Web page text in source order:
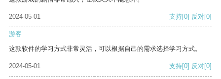
2024-05-01 支持[0] 反对[0]
游客
这款软件的学习方式非常灵活，可以根据自己的需求选择学习方式。
2024-05-01 支持[0] 反对[0]